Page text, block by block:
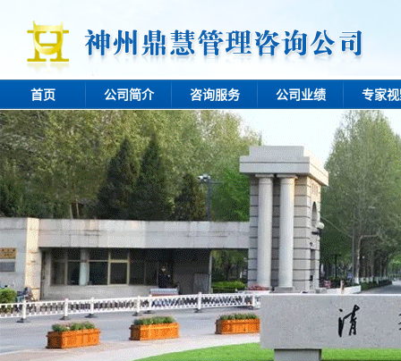
首页 公司简介 咨询服务 公司业绩 专家